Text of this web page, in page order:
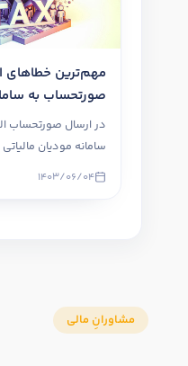
مهم‌ترین خطاهای
صورتحساب به
در ارسال صورتحساب
سامانه مودیان
ممکن است مواجه
1403/06/04